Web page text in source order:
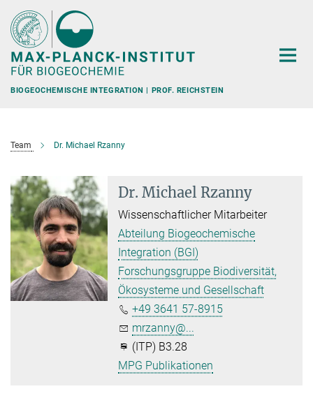
Hauptinhalt
BIOGEOCHEMISCHE INTEGRATION | PROF. REICHSTEIN
Team Dr. Michael Rzanny
Dr. Michael Rzanny
Wissenschaftlicher Mitarbeiter
Abteilung Biogeochemische
Integration (BGI)
Forschungsgruppe Biodiversität,
Ökosysteme und Gesellschaft
+49 3641 57-8915
mrzanny@...
(ITP) B3.28
MPG Publikationen